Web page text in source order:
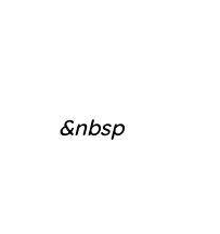
&nbsp